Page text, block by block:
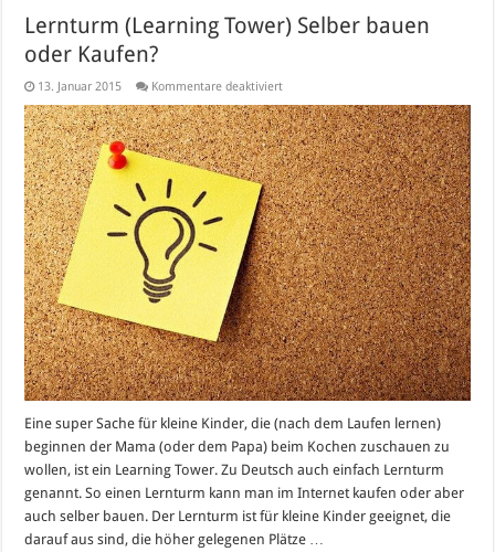
Lernturm (Learning Tower) Selber bauen
oder Kaufen?
13. Januar 2015 Kommentare deaktiviertfür
(Learning
Tower)
Selber
bauen
oder
Kaufen?
Eine super Sache für kleine Kinder, die (nach dem Laufen lernen)
beginnen der Mama (oder dem Papa) beim Kochen zuschauen zu
wollen, ist ein Learning Tower. Zu Deutsch auch einfach Lernturm
genannt. So einen Lernturm kann man im Internet kaufen oder aber
auch selber bauen. Der Lernturm ist für kleine Kinder geeignet, die
darauf aus sind, die höher gelegenen Plätze …